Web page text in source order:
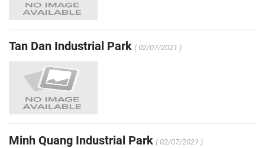
Tan Dan Industrial Park ( 02/07/2021 )
Minh Quang Industrial Park ( 02/07/2021 )